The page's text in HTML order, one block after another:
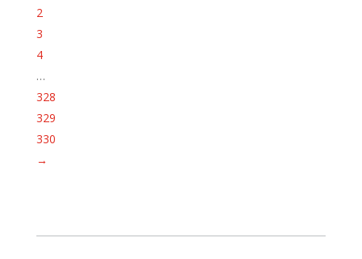
2
3
4
…
328
329
330
→